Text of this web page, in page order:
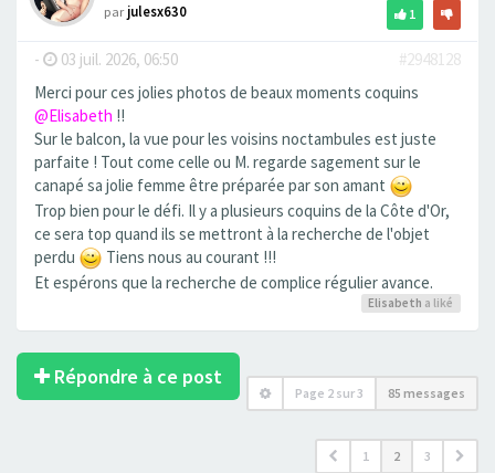
parjulesx630 1
- 03 juil. 2026, 06:50
#2948128
Merci pour ces jolies photos de beaux moments coquins
@Elisabeth !!
Sur le balcon, la vue pour les voisins noctambules est juste
parfaite ! Tout come celle ou M. regarde sagement sur le
canapé sa jolie femme être préparée par son amant
Trop bien pour le défi. Il y a plusieurs coquins de la Côte d'Or,
ce sera top quand ils se mettront à la recherche de l'objet
perdu
Tiens nous au courant !!!
Et espérons que la recherche de complice régulier avance.
Elisabeth a liké
Répondre à ce post
Page 2 sur3 85 messages
1 2 3